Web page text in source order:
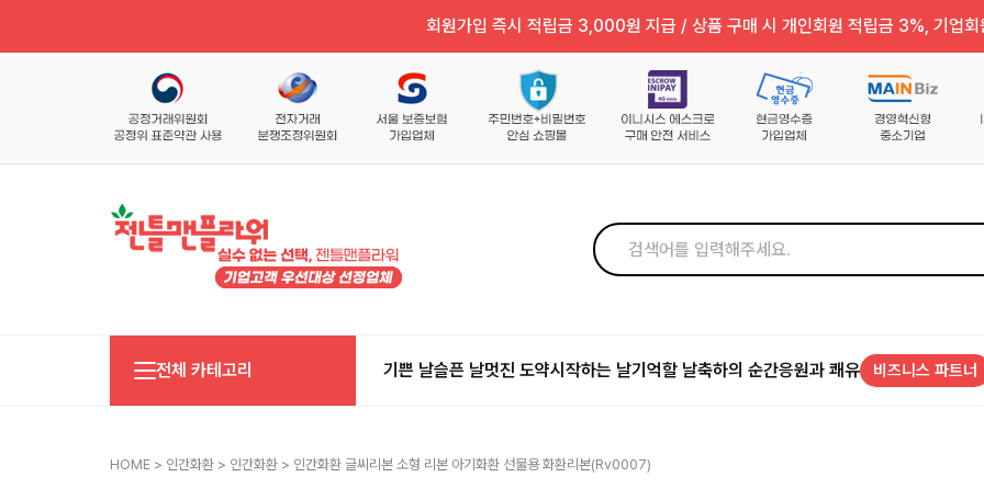
회원가입 즉시 적립금 3,000원 지급 / 상품 구매 시 개인회원 적립금 3%, 기업
전체 카테고리 기쁜 날슬픈 날멋진 도약시작하는 날기억할 날축하의 순간응원과 쾌유 비즈니스 파트너
HOME > 인간화환 > 인간화환 > 인간화환 글씨리본 소형 리본 아기화환 선물용 화환리본(rv0007)